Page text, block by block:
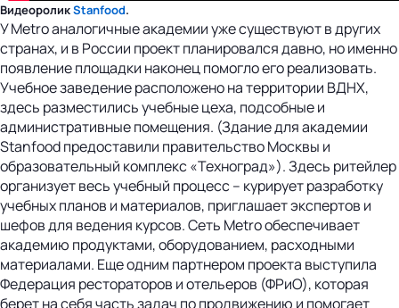
ВидеороликStanfood.
У Metro аналогичные академии уже существуют в других
странах, и в России проект планировался давно, но именно
появление площадки наконец помогло его реализовать.
Учебное заведение расположено на территории ВДНХ,
здесь разместились учебные цеха, подсобные и
административные помещения. (Здание для академии
Stanfood предоставили правительство Москвы и
образовательный комплекс «Техноград»). Здесь ритейлер
организует весь учебный процесс – курирует разработку
учебных планов и материалов, приглашает экспертов и
шефов для ведения курсов. Сеть Metro обеспечивает
академию продуктами, оборудованием, расходными
материалами. Еще одним партнером проекта выступила
Федерация рестораторов и отельеров (ФРиО), которая
берет на cебя часть задач по продвижению и помогает